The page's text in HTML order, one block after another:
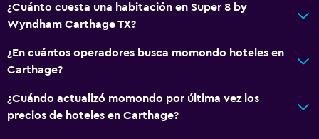
¿Cuánto cuesta una habitación en Super 8 by
Wyndham Carthage TX?
¿En cuántos operadores busca momondo hoteles en
Carthage?
¿Cuándo actualizó momondo por última vez los
precios de hoteles en Carthage?